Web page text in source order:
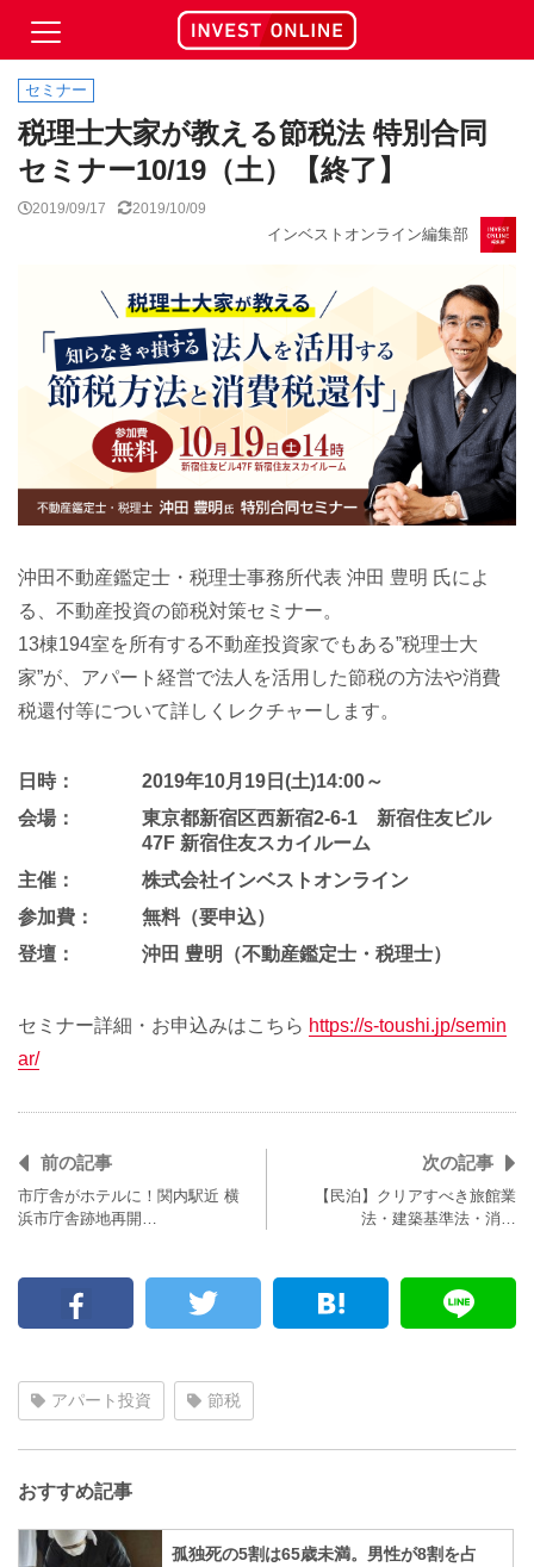
セミナー
税理士大家が教える節税法 特別合同
セミナー10/19（土）【終了】
2019/09/17 2019/10/09
インベストオンライン編集部
沖田不動産鑑定士・税理士事務所代表 沖田 豊明 氏によ
る、不動産投資の節税対策セミナー。
13棟194室を所有する不動産投資家でもある”税理士大
家”が、アパート経営で法人を活用した節税の方法や消費
税還付等について詳しくレクチャーします。
日時：
2019年10月19日(土)14:00～
会場：
東京都新宿区西新宿2-6-1 新宿住友ビル
47F 新宿住友スカイルーム
主催：
株式会社インベストオンライン
参加費：
無料（要申込）
登壇：
沖田 豊明（不動産鑑定士・税理士）
セミナー詳細・お申込みはこちら https://s-toushi.jp/semin
ar/
前の記事
市庁舎がホテルに！関内駅近 横
浜市庁舎跡地再開…
次の記事
【民泊】クリアすべき旅館業
法・建築基準法・消…
アパート投資 節税
おすすめ記事
孤独死の5割は65歳未満。男性が8割を占